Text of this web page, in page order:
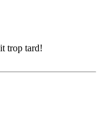
trop tard!